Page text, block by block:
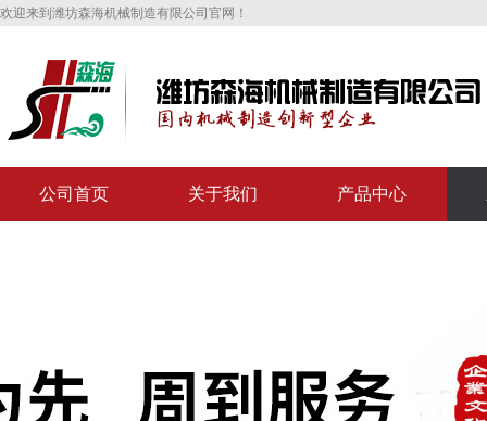
欢迎来到潍坊森海机械制造有限公司官网！
公司首页 关于我们 产品中心